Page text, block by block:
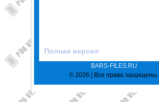
Полная версия
BARS-FILES.RU
© 2026 | Все права защищены.